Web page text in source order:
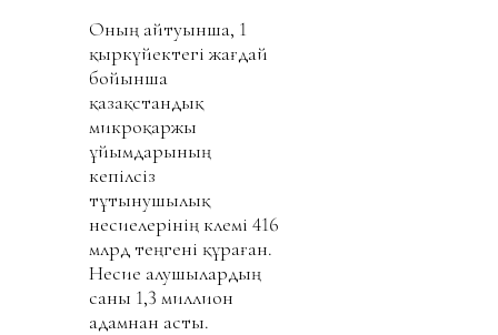
Оның айтуынша, 1
қыркүйектегі жағдай
бойынша
қазақстандық
микроқаржы
ұйымдарының
кепілсіз
тұтынушылық
несиелерінің көлемі 416
млрд теңгені құраған.
Несие алушылардың
саны 1,3 миллион
адамнан асты.